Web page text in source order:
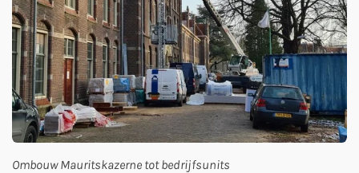
Ombouw Mauritskazerne tot bedrijfsunits